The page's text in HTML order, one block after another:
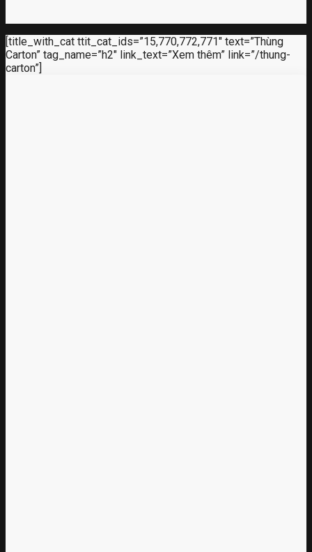
[title_with_cat ttit_cat_ids=”15,770,772,771″ text=”Thùng
Carton” tag_name=”h2″ link_text=”Xem thêm” link=”/thung-
carton”]